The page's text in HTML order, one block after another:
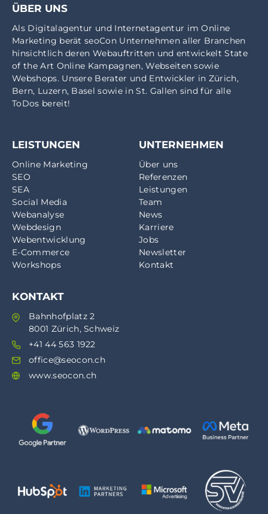
ÜBER UNS
Als Digitalagentur und Internetagentur imOnline
Marketing berät seoCon Unternehmen aller Branchen
hinsichtlich deren Webauftritten und entwickelt State
of the Art Online Kampagnen, Webseiten sowie
Webshops. Unsere Berater und Entwickler in Zürich,
Bern, Luzern, Basel sowie inSt. Gallen sind für alle
ToDos bereit!
LEISTUNGEN
Online Marketing
SEO
SEA
Social Media
Webanalyse
Webdesign
Webentwicklung
E-Commerce
Workshops
UNTERNEHMEN
Über uns
Referenzen
Leistungen
Team
News
Karriere
Jobs
Newsletter
Kontakt
KONTAKT
Bahnhofplatz 2
8001 Zürich, Schweiz
+41 44 563 1922
office@seocon.ch
www.seocon.ch